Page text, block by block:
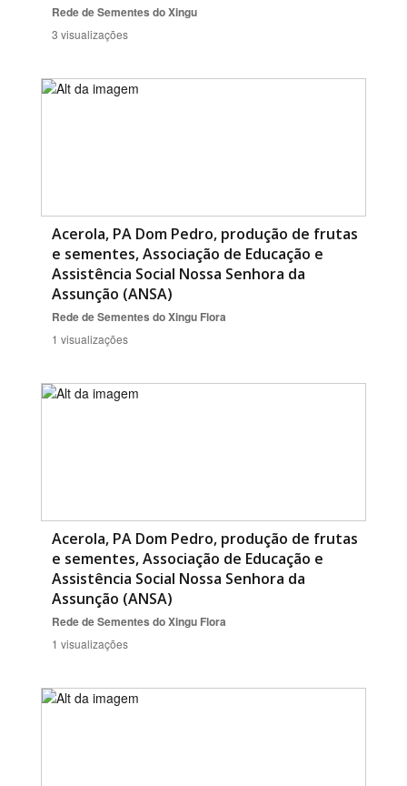
Rede de Sementes do Xingu
3 visualizações
Acerola, PA Dom Pedro, produção de frutas
e sementes, Associação de Educação e
Assistência Social Nossa Senhora da
Assunção (ANSA)
Rede de Sementes do Xingu Flora
1 visualizações
Acerola, PA Dom Pedro, produção de frutas
e sementes, Associação de Educação e
Assistência Social Nossa Senhora da
Assunção (ANSA)
Rede de Sementes do Xingu Flora
1 visualizações